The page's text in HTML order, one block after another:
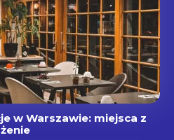
w Warszawie: miejsca z